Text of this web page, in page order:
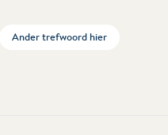
Ander trefwoord hier